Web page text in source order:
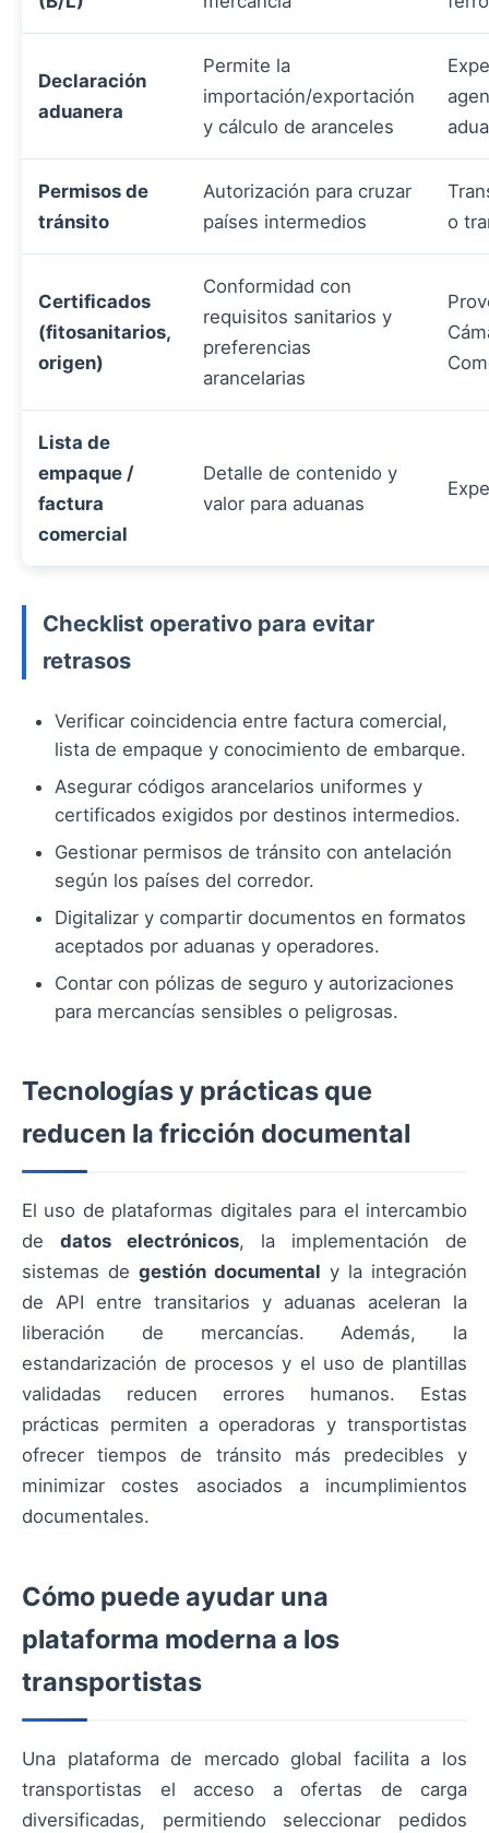
Declaración
aduanera
Permite la
importación/exportación
y cálculo de aranceles
Permisos de
tránsito
Autorización para cruzar
países intermedios
o
Certificados
(fitosanitarios,
origen)
Conformidad con
requisitos sanitarios y
preferencias
arancelarias
Lista de
empaque /
factura
comercial
Detalle de contenido y
valor para aduanas
Checklist operativo para evitar
retrasos
Verificar coincidencia entre factura comercial,
lista de empaque y conocimiento de embarque.
Asegurar códigos arancelarios uniformes y
certificados exigidos por destinos intermedios.
Gestionar permisos de tránsito con antelación
según los países del corredor.
Digitalizar y compartir documentos en formatos
aceptados por aduanas y operadores.
Contar con pólizas de seguro y autorizaciones
para mercancías sensibles o peligrosas.
Tecnologías y prácticas que
reducen la fricción documental
El uso de plataformas digitales para el intercambio
de datos electrónicos, la implementación de
sistemas de gestión documental y la integración
de API entre transitarios y aduanas aceleran la
liberación de mercancías. Además, la
estandarización de procesos y el uso de plantillas
validadas reducen errores humanos. Estas
prácticas permiten a operadoras y transportistas
ofrecer tiempos de tránsito más predecibles y
minimizar costes asociados a incumplimientos
documentales.
Cómo puede ayudar una
plataforma moderna a los
transportistas
Una plataforma de mercado global facilita a los
transportistas el acceso a ofertas de carga
diversificadas, permitiendo seleccionar pedidos